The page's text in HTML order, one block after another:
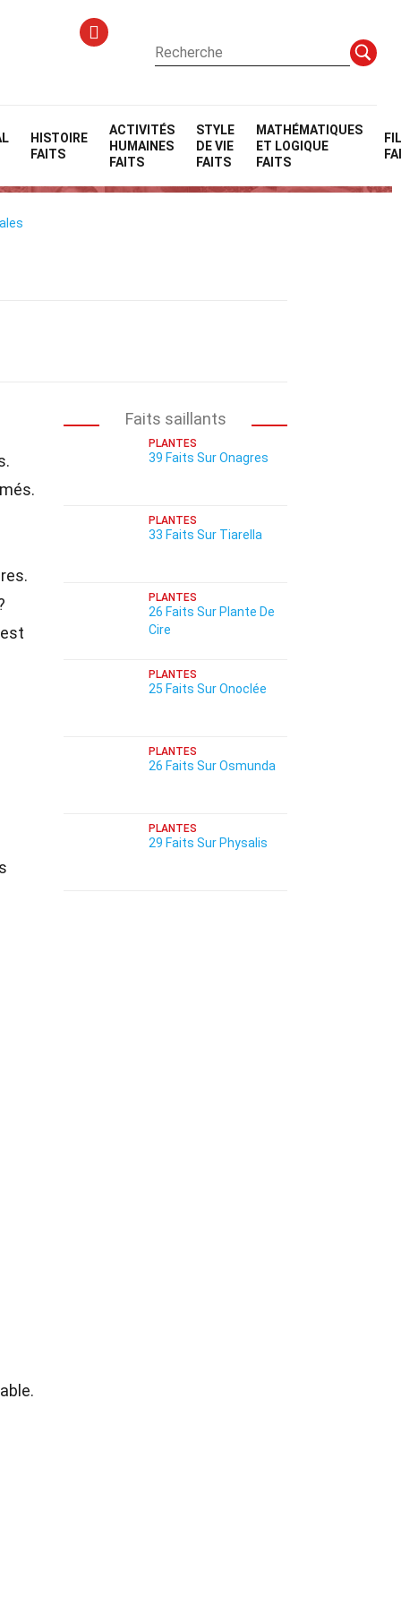
HISTOIRE
FAITS
ACTIVITÉS
HUMAINES
FAITS
STYLE
DE VIE
FAITS
MATHÉMATIQUES
ET LOGIQUE
FAITS
Faits saillants
PLANTES
39 Faits Sur Onagres
PLANTES
33 Faits Sur Tiarella
PLANTES
26 Faits Sur Plante De
Cire
PLANTES
25 Faits Sur Onoclée
PLANTES
26 Faits Sur Osmunda
PLANTES
29 Faits Sur Physalis